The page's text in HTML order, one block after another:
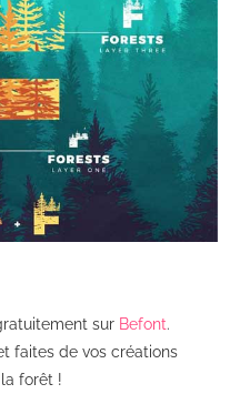
sur Befont.
faites de vos créations
forêt !